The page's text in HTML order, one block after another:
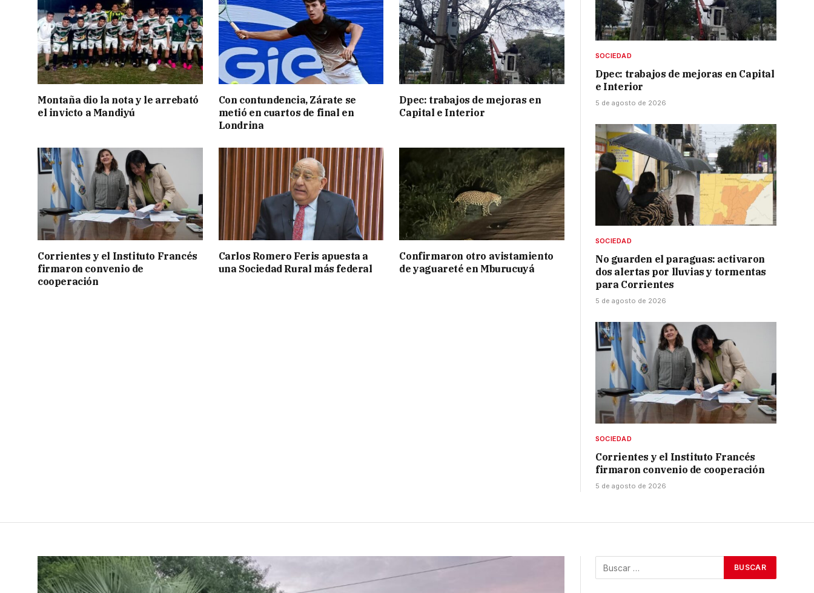
Montaña dio la nota y le arrebató
el invicto a Mandiyú
Con contundencia, Zárate se
metió en cuartos de final en
Londrina
Dpec: trabajos de mejoras en
Capital e Interior
Corrientes y el Instituto Francés
firmaron convenio de
cooperación
Carlos Romero Feris apuesta a
una Sociedad Rural más federal
Confirmaron otro avistamiento
de yaguareté en Mburucuyá
SOCIEDAD
Dpec: trabajos de mejoras en Capital
e Interior
5 de agosto de 2026
SOCIEDAD
No guarden el paraguas: activaron
dos alertas por lluvias y tormentas
para Corrientes
5 de agosto de 2026
SOCIEDAD
Corrientes y el Instituto Francés
firmaron convenio de cooperación
5 de agosto de 2026